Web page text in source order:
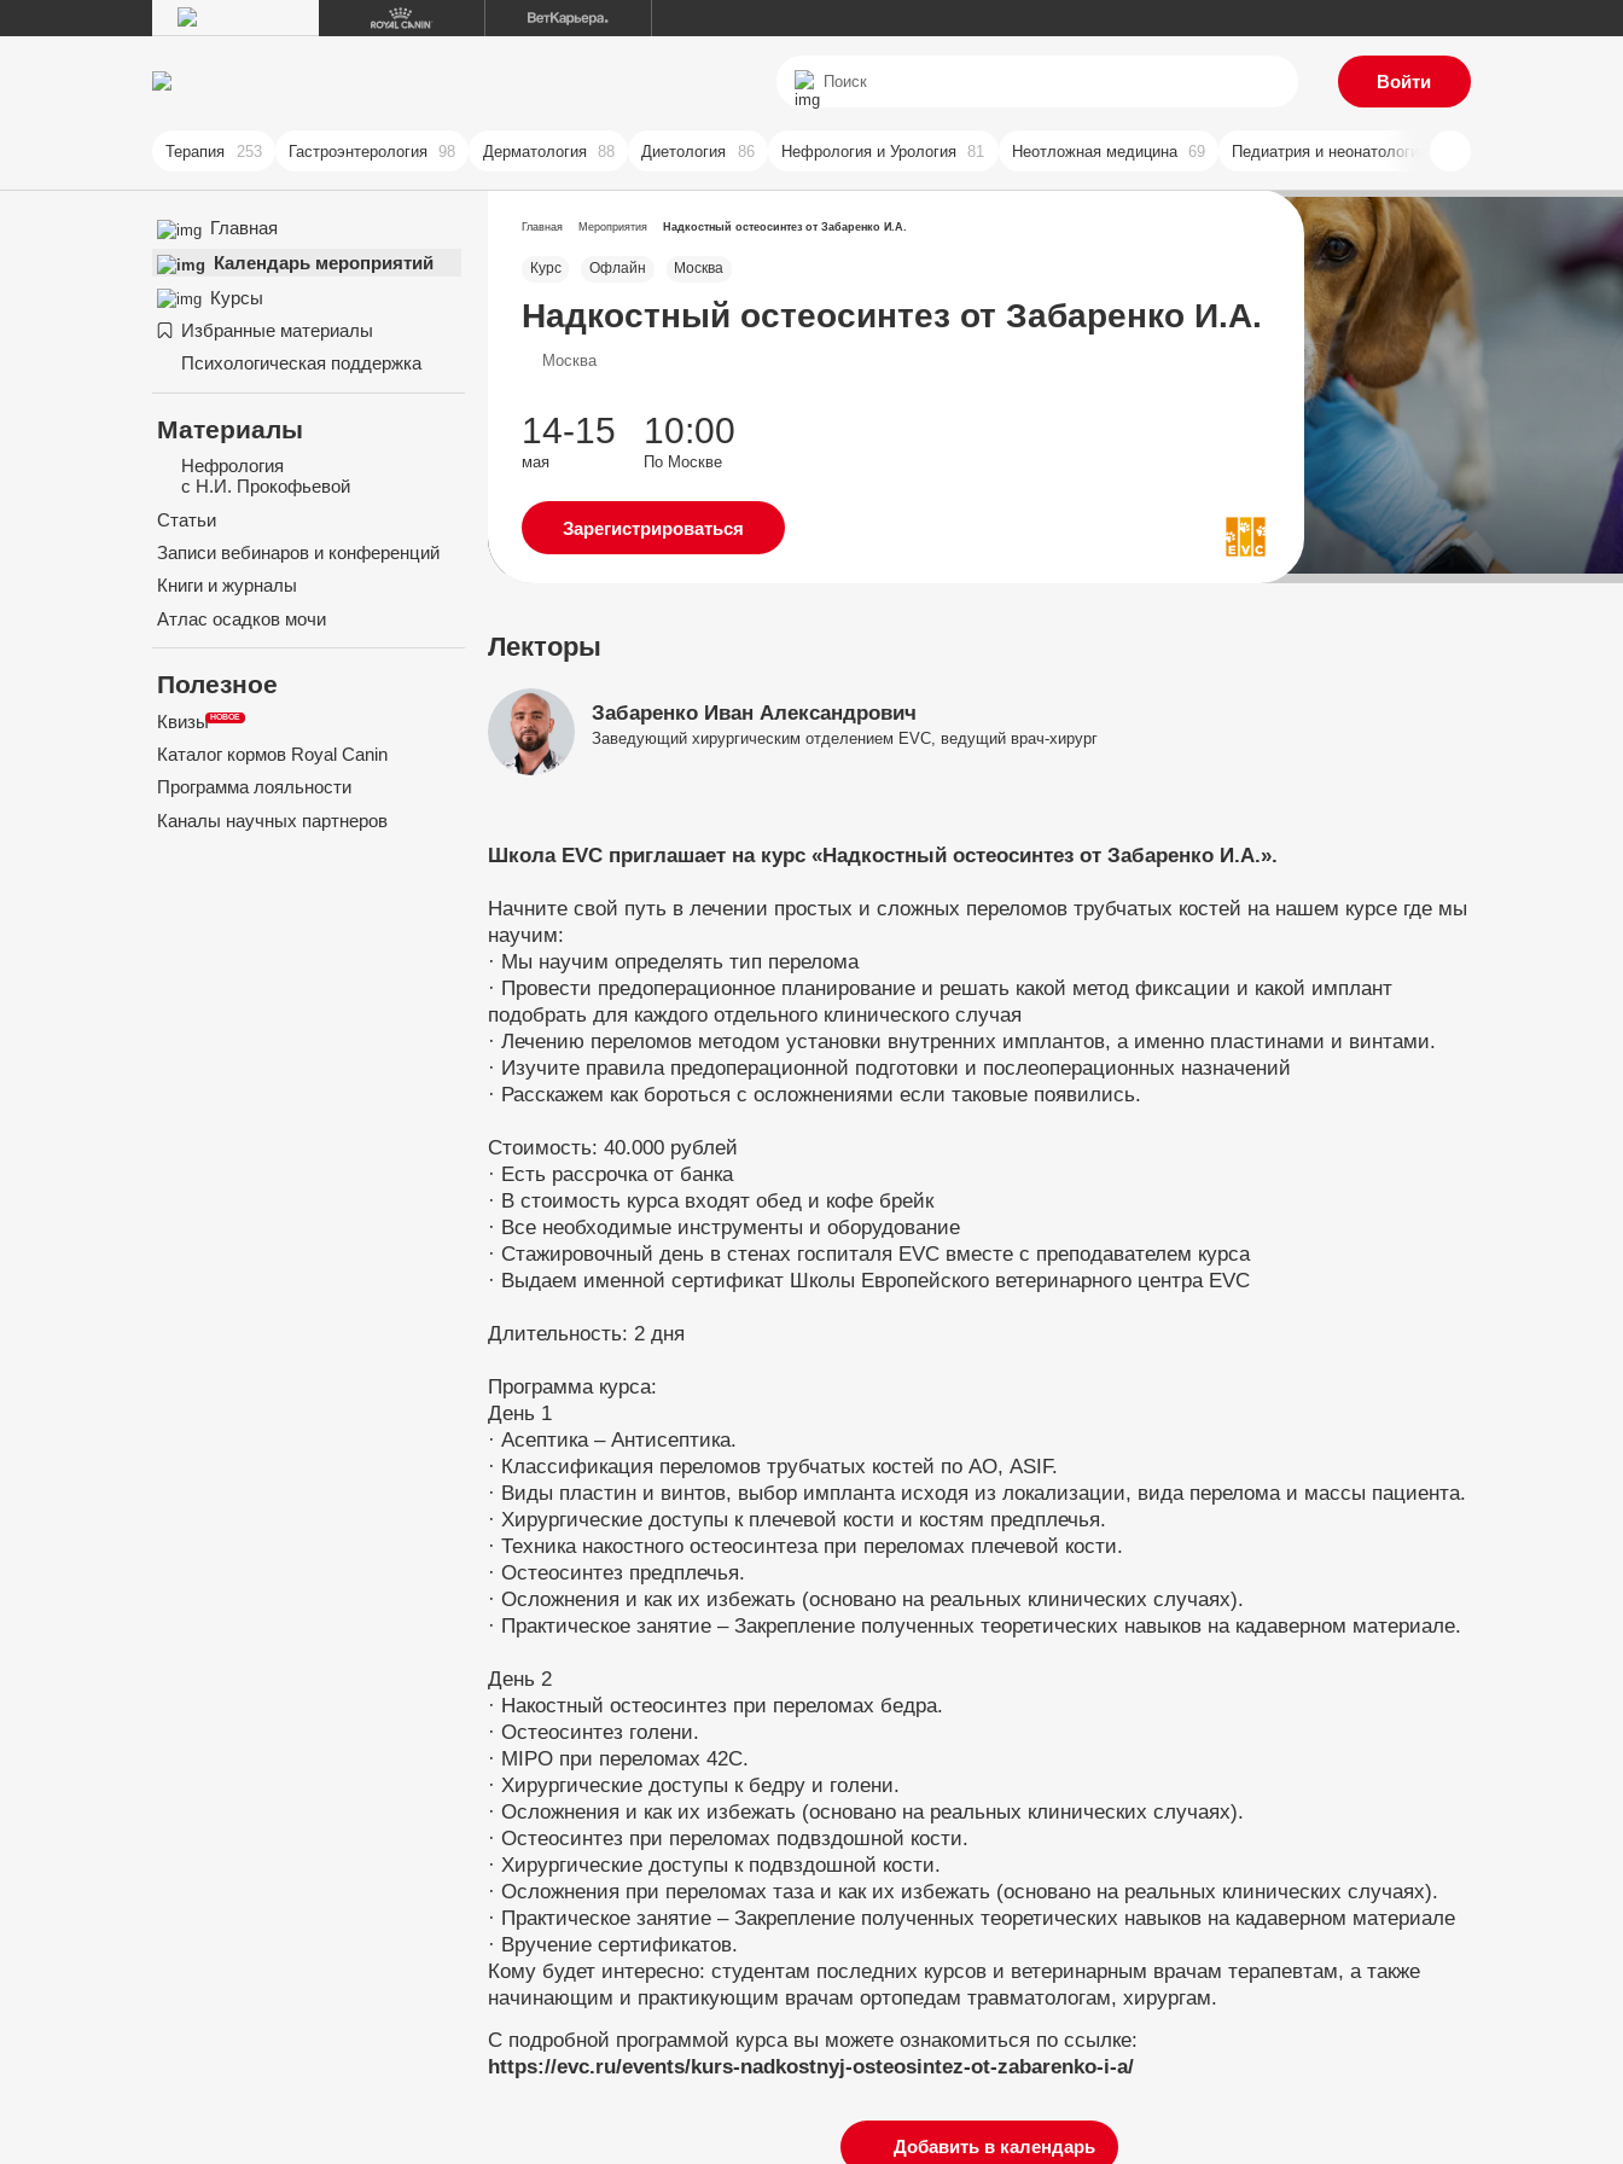
Войти
Терапия 253 Гастроэнтерология 98 Дерматология 88 Диетология 86 Нефрология и Урология 81 Неотложная медицина 69 Педиатрия и неонатология
Главная
Календарь мероприятий
Курсы
Избранные материалы
Психологическая поддержка
Материалы
Нефрология
с Н.И. Прокофьевой
Статьи
Записи вебинаров и конференций
Книги и журналы
Атлас осадков мочи
Полезное
Квизы
Каталог кормов Royal Canin
Программа лояльности
Каналы научных партнеров
Главная Мероприятия Надкостный остеосинтез от Забаренко И.А.
Курс Офлайн Москва
Надкостный остеосинтез от Забаренко И.А.
Москва
14-15
мая
10:00
По Москве
Зарегистрироваться
Лекторы
Забаренко Иван Александрович
Заведующий хирургическим отделением EVC, ведущий врач-хирург
Школа EVC приглашает на курс «Надкостный остеосинтез от Забаренко И.А.».
Начните свой путь в лечении простых и сложных переломов трубчатых костей на нашем курсе где мы
научим:
· Мы научим определять тип перелома
· Провести предоперационное планирование и решать какой метод фиксации и какой имплант
подобрать для каждого отдельного клинического случая
· Лечению переломов методом установки внутренних имплантов, а именно пластинами и винтами.
· Изучите правила предоперационной подготовки и послеоперационных назначений
· Расскажем как бороться с осложнениями если таковые появились.
Стоимость: 40.000 рублей
· Есть рассрочка от банка
· В стоимость курса входят обед и кофе брейк
· Все необходимые инструменты и оборудование
· Стажировочный день в стенах госпиталя EVC вместе с преподавателем курса
· Выдаем именной сертификат Школы Европейского ветеринарного центра EVC
Длительность: 2 дня
Программа курса:
День 1
· Асептика – Антисептика.
· Классификация переломов трубчатых костей по АО, АSIF.
· Виды пластин и винтов, выбор импланта исходя из локализации, вида перелома и массы пациента.
· Хирургические доступы к плечевой кости и костям предплечья.
· Техника накостного остеосинтеза при переломах плечевой кости.
· Остеосинтез предплечья.
· Осложнения и как их избежать (основано на реальных клинических случаях).
· Практическое занятие – Закрепление полученных теоретических навыков на кадаверном материале.
День 2
· Накостный остеосинтез при переломах бедра.
· Остеосинтез голени.
· MIPO при переломах 42С.
· Хирургические доступы к бедру и голени.
· Осложнения и как их избежать (основано на реальных клинических случаях).
· Остеосинтез при переломах подвздошной кости.
· Хирургические доступы к подвздошной кости.
· Осложнения при переломах таза и как их избежать (основано на реальных клинических случаях).
· Практическое занятие – Закрепление полученных теоретических навыков на кадаверном материале
· Вручение сертификатов.
Кому будет интересно: студентам последних курсов и ветеринарным врачам терапевтам, а также
начинающим и практикующим врачам ортопедам травматологам, хирургам.
С подробной программой курса вы можете ознакомиться по ссылке:
https://evc.ru/events/kurs-nadkostnyj-osteosintez-ot-zabarenko-i-a/
Добавить в календарь